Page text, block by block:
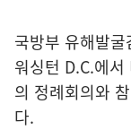
국방부 유해발
워싱턴 D.C.에
의 정례회의와
다.